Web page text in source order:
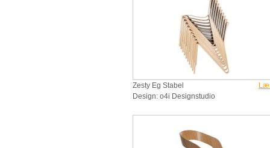
Zesty Eg Stabel
Design: o4i Designstudio